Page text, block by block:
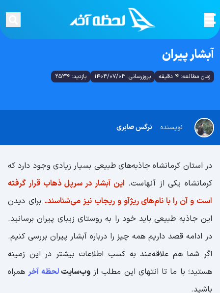
آبشار پیران
زمان مطالعه: 4 دقیقه بروزرسانی: 1403/07/03 بازدید: 2534
نرگس صابری نویسنده
در استان کرمانشاه جاذبه‌های طبیعی بسیار زیادی وجود دارد که
کرمانشاه یکی از آنهاست. این آبشار در سرپل ذهاب قرار گرفته
است و آن را با نام‌های ریژآو و ریجاب نیز می‌شناسند. برای دیدن
این جاذبه طبیعی باید خود را به روستای زیبای پیران برسانید.
در ادامه قصد داریم همه چیز را درباره آبشار پیران بررسی کنیم.
اگر شما هم علاقه‌مند به کسب اطلاعات بیشتر در این زمینه
هستید؛ با ما تا انتهای این مطلب ازوب‌سایتلحظه آخرهمراه
باشید.